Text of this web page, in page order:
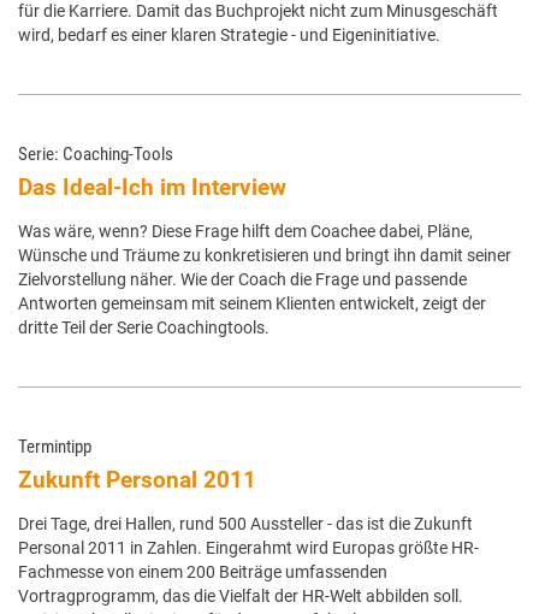
für die Karriere. Damit das Buchprojekt nicht zum Minusgeschäft
wird, bedarf es einer klaren Strategie - und Eigeninitiative.
Serie: Coaching-Tools
Das Ideal-Ich im Interview
Was wäre, wenn? Diese Frage hilft dem Coachee dabei, Pläne,
Wünsche und Träume zu konkretisieren und bringt ihn damit seiner
Zielvorstellung näher. Wie der Coach die Frage und passende
Antworten gemeinsam mit seinem Klienten entwickelt, zeigt der
dritte Teil der Serie Coachingtools.
Termintipp
Zukunft Personal 2011
Drei Tage, drei Hallen, rund 500 Aussteller - das ist die Zukunft
Personal 2011 in Zahlen. Eingerahmt wird Europas größte HR-
Fachmesse von einem 200 Beiträge umfassenden
Vortragprogramm, das die Vielfalt der HR-Welt abbilden soll.